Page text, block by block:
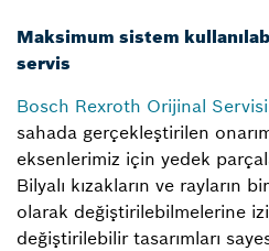
Maksimum sistem
servis
Bosch Rexroth Orijinal
sahada gerçekleştirilen
eksenlerimiz için yedek
Bilyalı kızakların ve rayların
olarak değiştirilebilmelerine
değiştirilebilir tasarımları